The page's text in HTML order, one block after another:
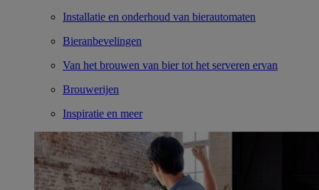
Installatie en onderhoud van bierautomaten
Bieranbevelingen
Van het brouwen van bier tot het serveren ervan
Brouwerijen
Inspiratie en meer